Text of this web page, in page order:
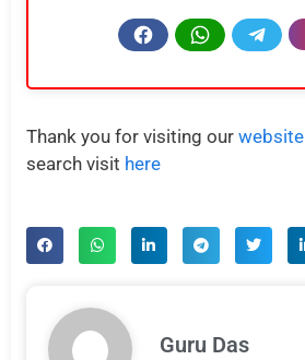
Thank you for visiting our website
search visit here
Guru Das